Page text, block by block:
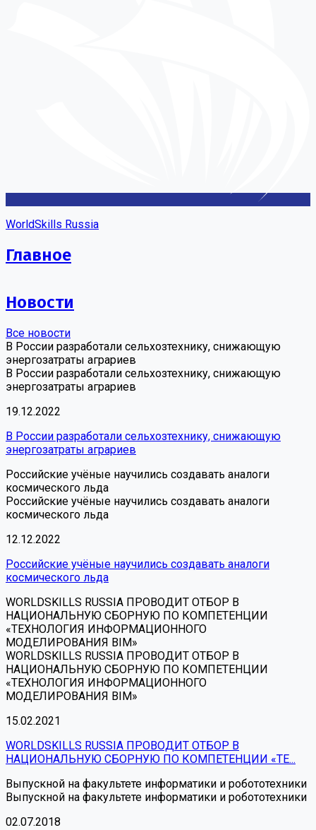
WorldSkills Russia
Главное
Новости
Все новости
В России разработали сельхозтехнику, снижающую
энергозатраты аграриев
В России разработали сельхозтехнику, снижающую
энергозатраты аграриев
19.12.2022
В России разработали сельхозтехнику, снижающую
энергозатраты аграриев
Российские учёные научились создавать аналоги
космического льда
Российские учёные научились создавать аналоги
космического льда
12.12.2022
Российские учёные научились создавать аналоги
космического льда
WORLDSKILLS RUSSIA ПРОВОДИТ ОТБОР В
НАЦИОНАЛЬНУЮ СБОРНУЮ ПО КОМПЕТЕНЦИИ
«ТЕХНОЛОГИЯ ИНФОРМАЦИОННОГО
МОДЕЛИРОВАНИЯ BIM»
WORLDSKILLS RUSSIA ПРОВОДИТ ОТБОР В
НАЦИОНАЛЬНУЮ СБОРНУЮ ПО КОМПЕТЕНЦИИ
«ТЕХНОЛОГИЯ ИНФОРМАЦИОННОГО
МОДЕЛИРОВАНИЯ BIM»
15.02.2021
WORLDSKILLS RUSSIA ПРОВОДИТ ОТБОР В
НАЦИОНАЛЬНУЮ СБОРНУЮ ПО КОМПЕТЕНЦИИ «ТЕ...
Выпускной на факультете информатики и робототехники
Выпускной на факультете информатики и робототехники
02.07.2018